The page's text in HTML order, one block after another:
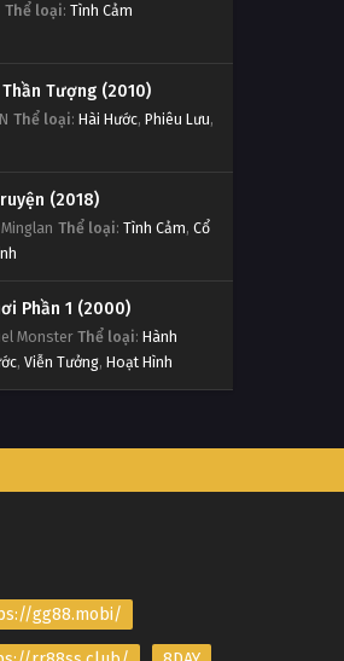
Thể loại: Tình Cảm
Tượng (2010)
Thể loại: Hài Hước, Phiêu Lưu,
(2018)
Thể loại: Tình Cảm, Cổ
Vua Trò Chơi Phần 1 (2000)
Monster Thể loại: Hành
, Viễn Tưởng, Hoạt Hình
gg88.mobi/